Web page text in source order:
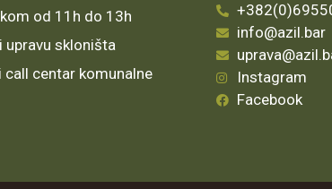
od 11h do 13h
upravu skloništa
centar komunalne
info@azil.bar
Instagram
Facebook